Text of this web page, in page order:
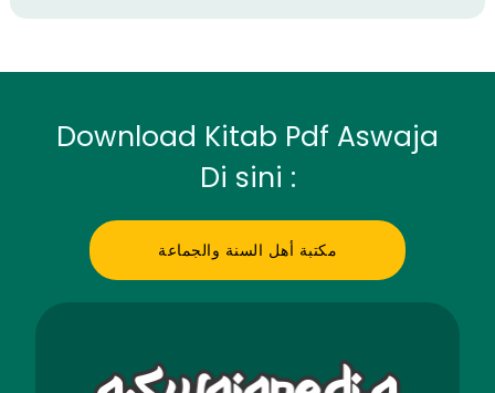
Download Kitab Pdf Aswaja
Di sini :
مكتبة أهل السنة والجماعة